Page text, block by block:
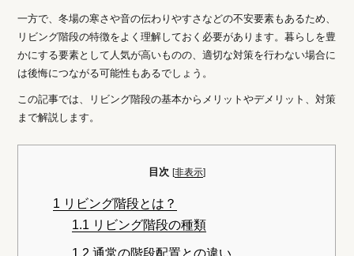
一方で、冬場の寒さや音の伝わりやすさなどの不安要素もあるため、
リビング階段の特徴をよく理解しておく必要があります。暮らしを豊
かにする要素として人気が高いものの、適切な対策を行わない場合に
は後悔につながる可能性もあるでしょう。
この記事では、リビング階段の基本からメリットやデメリット、対策
まで解説します。
目次 [非表示]
1 リビング階段とは？
1.1 リビング階段の種類